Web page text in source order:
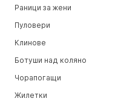
Раници за жени
Пуловери
Клинове
Ботуши над коляно
Чорапогащи
Жилетки